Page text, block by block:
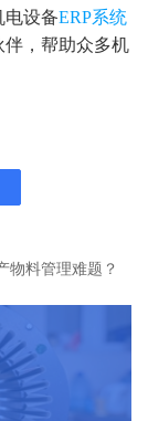
电设备ERP系统
伴，帮助众多机
物料管理难题？